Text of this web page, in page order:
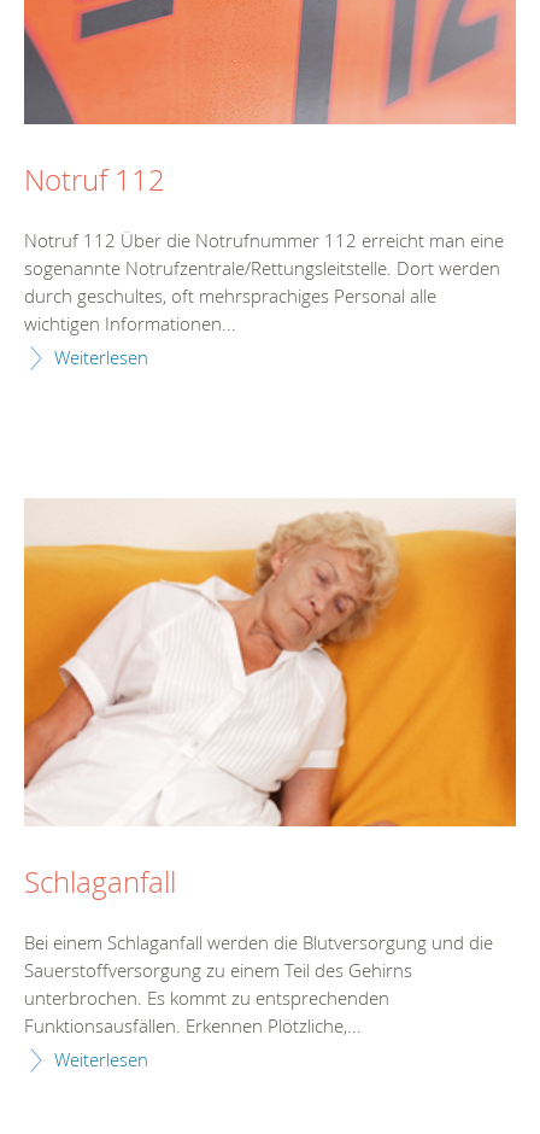
Notruf 112
Notruf 112 Über die Notrufnummer 112 erreicht man eine
sogenannte Notrufzentrale/Rettungsleitstelle. Dort werden
durch geschultes, oft mehrsprachiges Personal alle
wichtigen Informationen...
Weiterlesen
Schlaganfall
Bei einem Schlaganfall werden die Blutversorgung und die
Sauerstoffversorgung zu einem Teil des Gehirns
unterbrochen. Es kommt zu entsprechenden
Funktionsausfällen. Erkennen Plötzliche,...
Weiterlesen